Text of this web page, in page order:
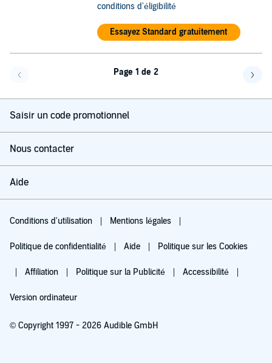
conditions d'éligibilité
Essayez Standard gratuitement
Page 1 de 2
Saisir un code promotionnel
Nous contacter
Aide
Conditions d'utilisation Mentions légales
Politique de confidentialité Aide Politique sur les Cookies
Affiliation Politique sur la Publicité Accessibilité
Version ordinateur
© Copyright 1997 - 2026 Audible GmbH